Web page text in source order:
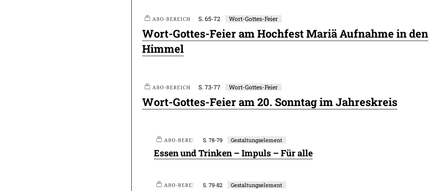
Plus
Plus
S. 65-72 Wort-Gottes-Feier
Wort-Gottes-Feier am Hochfest Mariä Aufnahme in den
Himmel
Plus
S. 73-77 Wort-Gottes-Feier
Wort-Gottes-Feier am 20. Sonntag im Jahreskreis
S. 78-79 Gestaltungselement
Essen und Trinken – Impuls – Für alle
S. 79-82 Gestaltungselement